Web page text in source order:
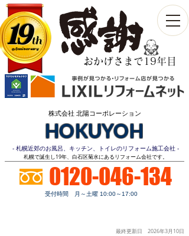
おかげさまで19年目
th
19
Anniversary​
株式会社 北陽コーポレーション
HOKUYOH
- 札幌近郊のお風呂、キッチン、トイレのリフォーム施工会社 -
​札幌で誕生し19年、白石区菊水にあるリフォーム会社です。
0120-046-134
受付時間 月～土曜 10:00～17:00
最終更新日 2026年3月10日